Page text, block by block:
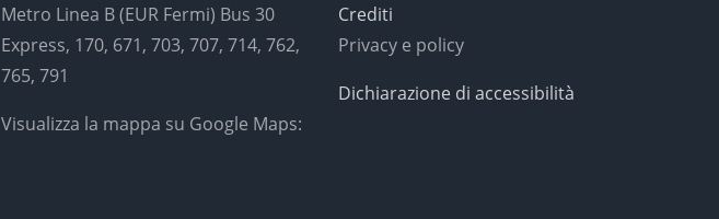
Metro Linea B (EUR Fermi) Bus 30
Express, 170, 671, 703, 707, 714, 762,
765, 791
Visualizza la mappa su Google Maps:
Crediti
Privacy e policy
Dichiarazione di accessibilità